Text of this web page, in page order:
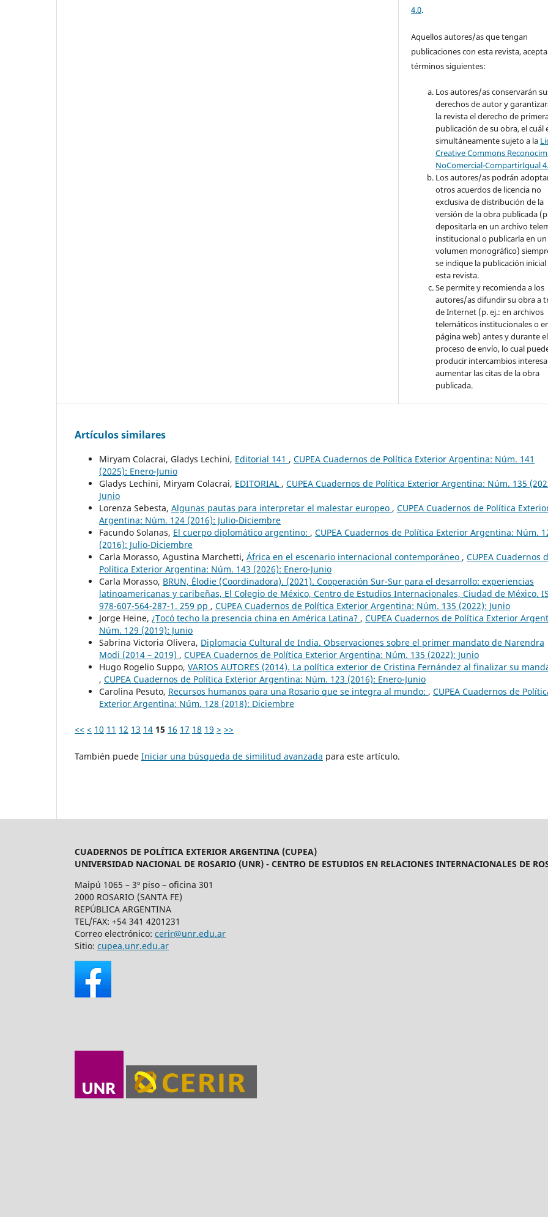
4.0.
Aquellos autores/as que tengan
publicaciones con esta revista,
términos siguientes:
Los autores/as conservarán
derechos de autor y
la revista el derecho de
publicación de su obra, el cuál
simultáneamente sujeto a la
Creative Commons
NoComercial-CompartirIgual
Los autores/as podrán
otros acuerdos de licencia no
exclusiva de distribución de la
versión de la obra publicada
depositarla en un archivo
institucional o publicarla en un
volumen monográfico)
se indique la publicación inicial
esta revista.
Se permite y recomienda a los
autores/as difundir su obra a
de Internet (p. ej.: en archivos
telemáticos institucionales o
página web) antes y durante el
proceso de envío, lo cual
producir intercambios
aumentar las citas de la obra
publicada.
Artículos similares
Miryam Colacrai, Gladys Lechini, Editorial 141 , CUPEA Cuadernos de Política Exterior Argentina: Núm. 141
(2025): Enero-Junio
Gladys Lechini, Miryam Colacrai, EDITORIAL , CUPEA Cuadernos de Política Exterior Argentina: Núm. 135
Junio
Lorenza Sebesta, Algunas pautas para interpretar el malestar europeo , CUPEA Cuadernos de Política
Argentina: Núm. 124 (2016): Julio-Diciembre
Facundo Solanas, El cuerpo diplomático argentino: , CUPEA Cuadernos de Política Exterior Argentina: Núm.
(2016): Julio-Diciembre
Carla Morasso, Agustina Marchetti, África en el escenario internacional contemporáneo , CUPEA Cuadernos
Política Exterior Argentina: Núm. 143 (2026): Enero-Junio
Carla Morasso, BRUN, Élodie (Coordinadora). (2021). Cooperación Sur-Sur para el desarrollo: experiencias
latinoamericanas y caribeñas, El Colegio de México, Centro de Estudios Internacionales, Ciudad de México.
978-607-564-287-1. 259 pp , CUPEA Cuadernos de Política Exterior Argentina: Núm. 135 (2022): Junio
Jorge Heine, ¿Tocó techo la presencia china en América Latina? , CUPEA Cuadernos de Política Exterior
Núm. 129 (2019): Junio
Sabrina Victoria Olivera, Diplomacia Cultural de India. Observaciones sobre el primer mandato de Narendra
Modi (2014 – 2019) , CUPEA Cuadernos de Política Exterior Argentina: Núm. 135 (2022): Junio
Hugo Rogelio Suppo, VARIOS AUTORES (2014). La política exterior de Cristina Fernández al finalizar su
, CUPEA Cuadernos de Política Exterior Argentina: Núm. 123 (2016): Enero-Junio
Carolina Pesuto, Recursos humanos para una Rosario que se integra al mundo: , CUPEA Cuadernos de
Exterior Argentina: Núm. 128 (2018): Diciembre
<< < 10 11 12 13 14 15 16 17 18 19 > >>
También puede Iniciar una búsqueda de similitud avanzada para este artículo.
CUADERNOS DE POLÍTICA EXTERIOR ARGENTINA (CUPEA)
UNIVERSIDAD NACIONAL DE ROSARIO (UNR) - CENTRO DE ESTUDIOS EN RELACIONES INTERNACIONALES DE
Maipú 1065 – 3º piso – oficina 301
2000 ROSARIO (SANTA FE)
REPÚBLICA ARGENTINA
TEL/FAX: +54 341 4201231
Correo electrónico: cerir@unr.edu.ar
Sitio: cupea.unr.edu.ar